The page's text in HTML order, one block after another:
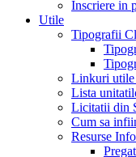
Inscriere in
Utile
Tipografii
Linkuri utile
Lista
Licitatii din
Cum sa
Resurse